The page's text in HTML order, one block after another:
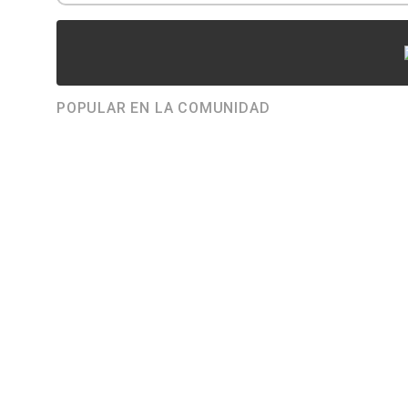
POPULAR EN LA COMUNIDAD